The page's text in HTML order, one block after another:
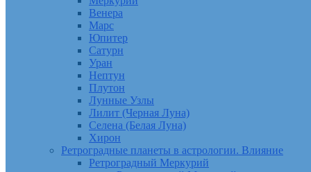
Венера
Марс
Юпитер
Сатурн
Уран
Нептун
Плутон
Лунные Узлы
Лилит (Черная Луна)
Селена (Белая Луна)
Хирон
Ретроградные планеты в астрологии. Влияние
Ретроградный Меркурий